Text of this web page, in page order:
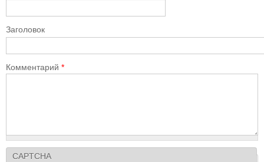
Заголовок
Комментарий *
CAPTCHA